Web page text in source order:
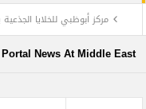
مركز أبوظبي للخلايا
المنطقة لمريضة تعاني من
News At Middle East